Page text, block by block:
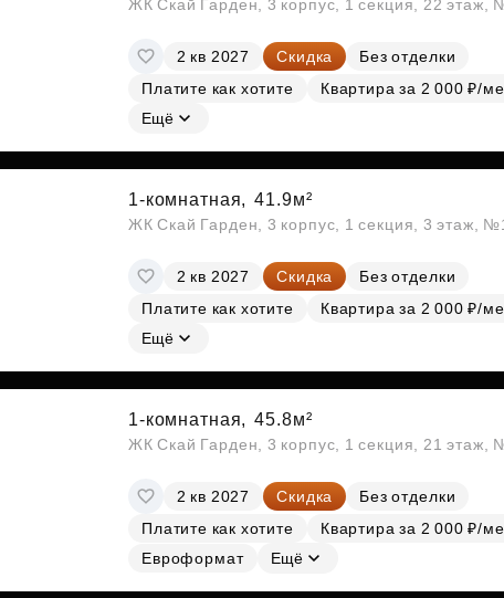
ЖК Скай Гарден, 3 корпус, 1 секция, 22 этаж,
2 кв 2027 Скидка
Без отделки
Платите как хотите
Квартира за 2 000 ₽/
Ещё
1-комнатная, 41.9м²
ЖК Скай Гарден, 3 корпус, 1 секция, 3 этаж,
2 кв 2027 Скидка
Без отделки
Платите как хотите
Квартира за 2 000 ₽/
Ещё
1-комнатная, 45.8м²
ЖК Скай Гарден, 3 корпус, 1 секция, 21 этаж,
2 кв 2027 Скидка
Без отделки
Платите как хотите
Квартира за 2 000 ₽/
Евроформат
Ещё